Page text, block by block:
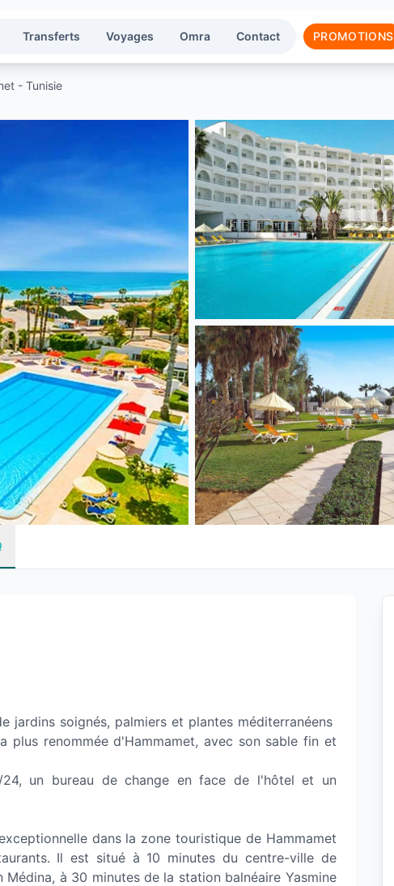
Transferts Voyages Omra Contact PROMOTIONS
- Tunisie
jardins soignés, palmiers et plantes méditerranéens
renommée d'Hammamet, avec son sable fin et
24, un bureau de change en face de l'hôtel et un
dans la zone touristique de Hammamet
Il est situé à 10 minutes du centre-ville de
à 30 minutes de la station balnéaire Yasmine